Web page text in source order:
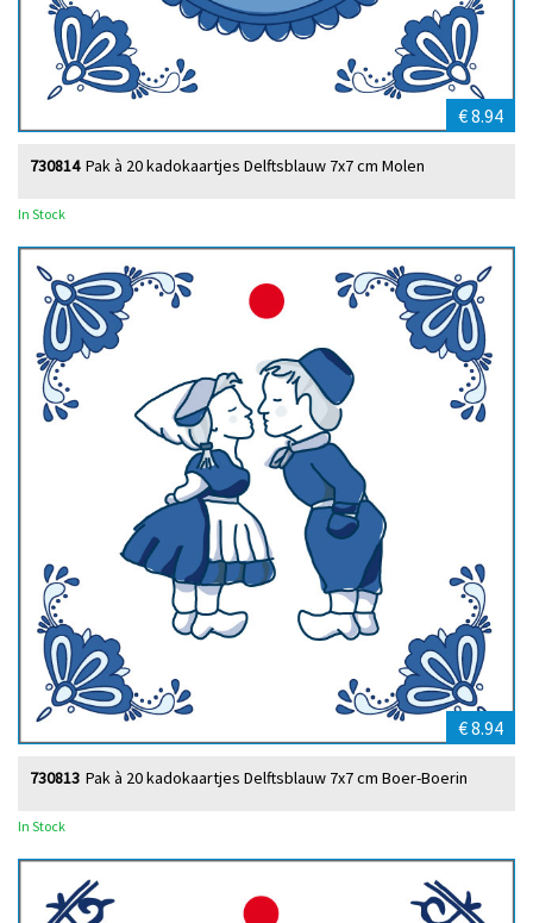
€ 8.94
Pak à 20 kadokaartjes Delftsblauw 7x7 cm Molen
730814
In Stock
€ 8.94
Pak à 20 kadokaartjes Delftsblauw 7x7 cm Boer-Boerin
730813
In Stock